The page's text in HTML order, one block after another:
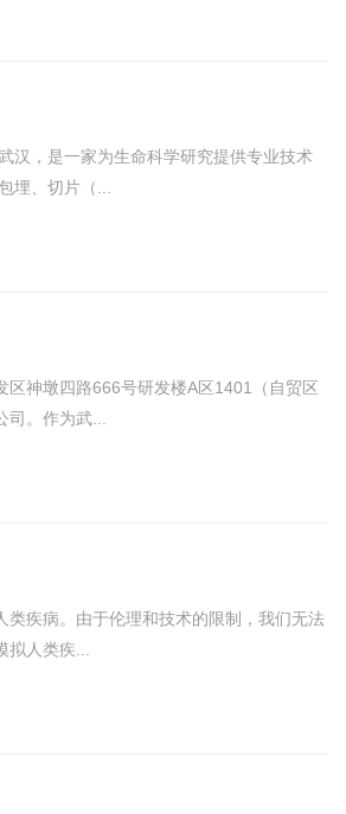
汉，是一家为生命科学研究提供专业技术
埋、切片（...
神墩四路666号研发楼A区1401（自贸区
司。作为武...
疾病。由于伦理和技术的限制，我们无法
拟人类疾...